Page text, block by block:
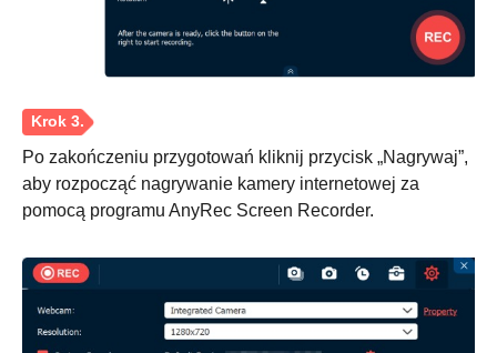
Krok 1.
Po zakończeniu przygotowań kliknij przycisk „Nagrywaj”,
aby rozpocząć nagrywanie kamery internetowej za
pomocą programu AnyRec Screen Recorder.